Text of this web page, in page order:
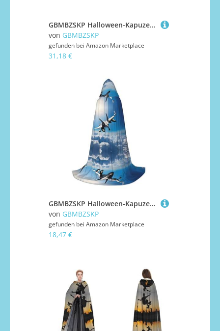
GBMBZSKP Halloween-Kapuzenumhang, Maskerade, Party, Cosplay, Ostern, Unisex, mit Kapuze, Vampir-Hexen-Umhang für Erwachsene
von GBMBZSKP
gefunden bei Amazon Marketplace
31,18 €
GBMBZSKP Halloween-Kapuzenumhang, Hexenhut für Jungen, Mädchen, Kinder, 85–134 cm, Kapuzenumhang, Halloween, Vampir-Kostüm, Cosplay, Ostern, Maskerade, Party
von GBMBZSKP
gefunden bei Amazon Marketplace
18,47 €